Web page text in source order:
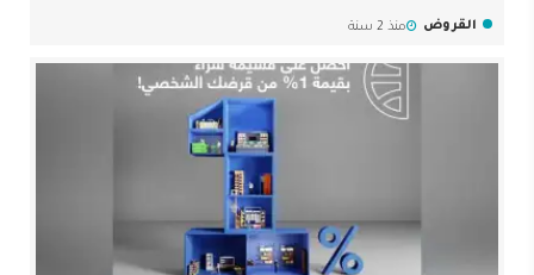
القروض منذ 2 سنة